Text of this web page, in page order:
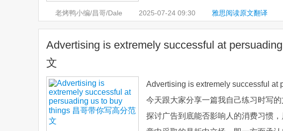
老烤鸭小编/昌哥/Dale 2025-07-24 09:30 雅思阅读原文翻译
译
Advertising is extremely successful at
文
Advertising is extremely successful at
今天跟大家分享一篇我自己练习时写
探讨广告到底能否影响人的消费习惯